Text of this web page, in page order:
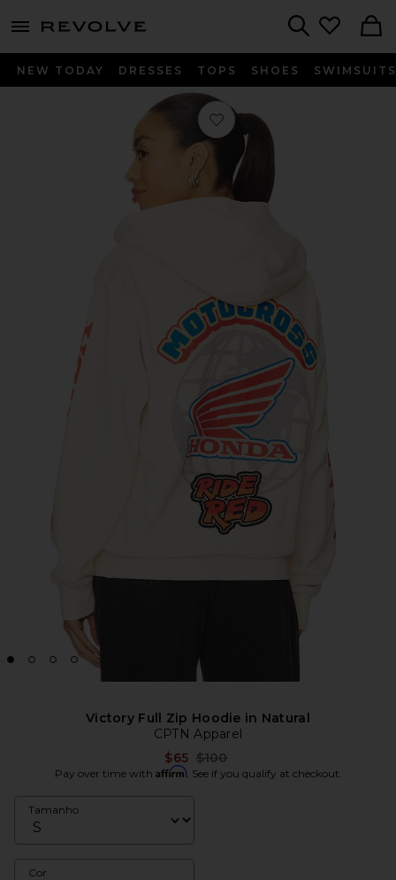
menu - shows more content
NEW TODAY DRESSES TOPS SHOES SWIMSUITS
Favorito Victory Full Zip Hoodie in
Victory Full Zip Hoodie in Natural
CPTN Apparel
$65 Previous price:
$100
Pay over time with Affirm. See if you qualify at checkout.
Tamanho
Cor